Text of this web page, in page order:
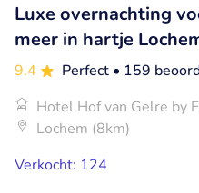
Luxe overnachting
meer in hartje
9.4 Perfect • 159
Hotel Hof van Gelre by
Lochem (8km)
Verkocht: 124